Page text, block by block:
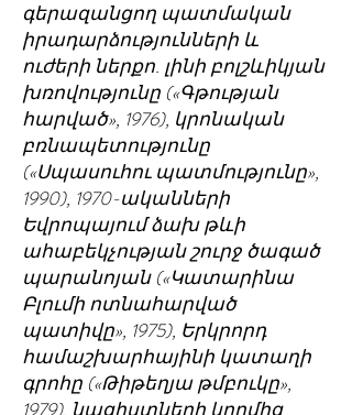
գերազանցող պատմական
իրադարձությունների և
ուժերի ներքո. լինի բոլշևիկյան
խռովությունը («Գթության
հարված», 1976), կրոնական
բռնապետությունը
(«Սպասուհու պատմությունը»,
1990), 1970-ականների
Եվրոպայում ձախ թևի
ահաբեկչության շուրջ ծագած
պարանոյան («Կատարինա
Բլումի ոտնահարված
պատիվը», 1975), Երկրորդ
համաշխարհայինի կատաղի
գրոհը («Թիթեղյա թմբուկը»,
1979), նացիստների կողմից